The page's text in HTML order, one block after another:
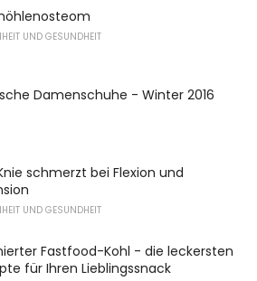
UND GESUNDHEIT
Damenschuhe - Winter 2016
schmerzt bei Flexion und
UND GESUNDHEIT
Fastfood-Kohl - die leckersten
für Ihren Lieblingssnack